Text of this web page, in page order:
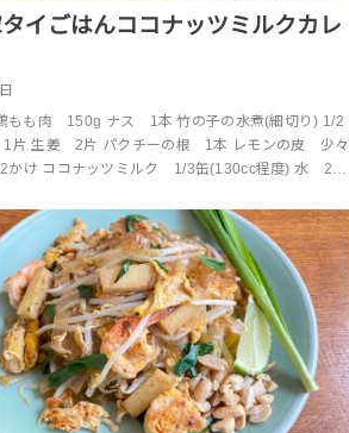
イごはんココナッツミルクカレ
もも肉 150g ナス 1本 竹の子の水煮(細切り) 1/2
片 生姜 2片 パクチーの根 1本 レモンの皮 少々
かけ ココナッツミルク 1/3缶(130cc程度) 水 2…